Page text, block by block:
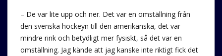
– De var lite upp och ner. Det var en omställning från
den svenska hockeyn till den amerikanska, det var
mindre rink och betydligt mer fysiskt, så det var en
omställning. Jag kände att jag kanske inte riktigt fick det